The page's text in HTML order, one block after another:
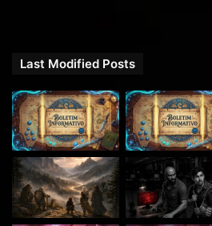
Last Modified Posts